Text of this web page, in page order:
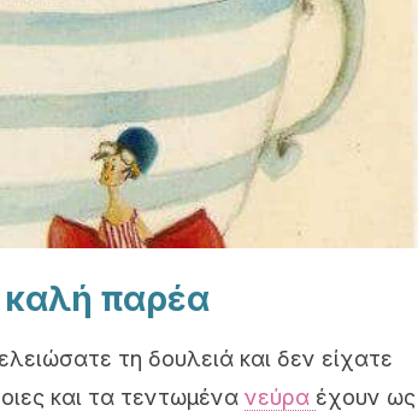
παρέα
τη δουλειά και δεν είχατε
και τα τεντωμένα νεύρα έχουν ως